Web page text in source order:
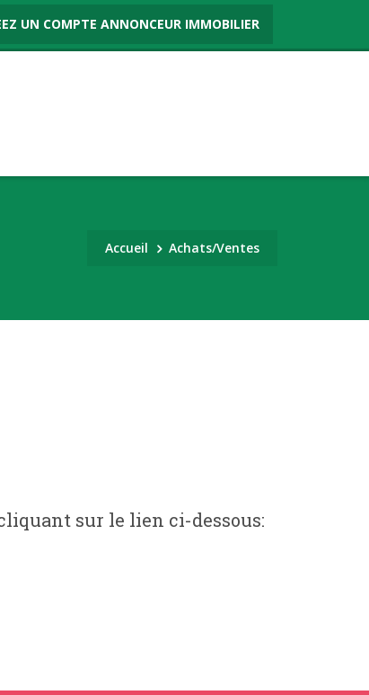
UN COMPTE ANNONCEUR IMMOBILIER
Accueil Achats/Ventes
sur le lien ci-dessous: